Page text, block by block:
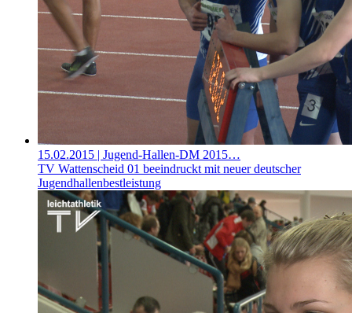
15.02.2015 | Jugend-Hallen-DM 2015…
TV Wattenscheid 01 beeindruckt mit neuer deutscher
Jugendhallenbestleistung